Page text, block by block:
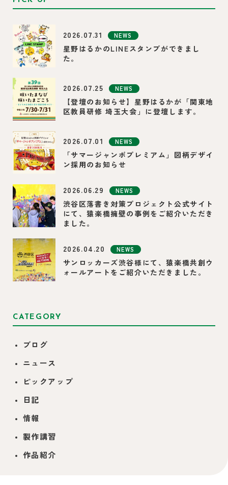
2026.07.31 NEWS
星野はるかのLINEスタンプができまし
た。
2026.07.25 NEWS
【登壇のお知らせ】星野はるかが「関東地
区教員研修 埼玉大会」に登壇します。
2026.07.01 NEWS
「サマージャンボプレミアム」図柄デザイ
ン採用のお知らせ
2026.06.29 NEWS
渋谷区落書き対策プロジェクト公式サイト
にて、猿楽橋擁壁の事例をご紹介いただき
ました。
2026.04.20 NEWS
サンロッカーズ渋谷様にて、猿楽橋共創ウ
ォールアートをご紹介いただきました。
CATEGORY
ブログ
ニュース
ピックアップ
日記
情報
製作講習
作品紹介